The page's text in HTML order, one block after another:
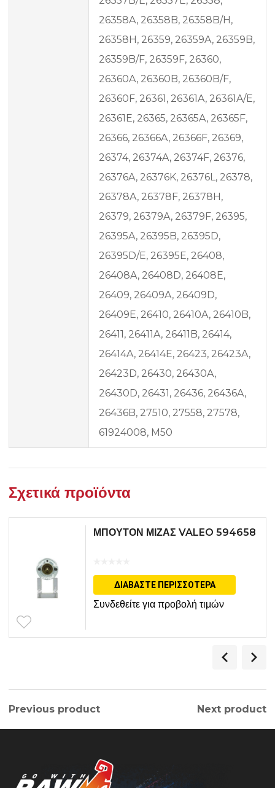
26358A, 26358B, 26358B/H,
26358H, 26359, 26359A, 26359B,
26359B/F, 26359F, 26360,
26360A, 26360B, 26360B/F,
26360F, 26361, 26361A, 26361A/E,
26361E, 26365, 26365A, 26365F,
26366, 26366A, 26366F, 26369,
26374, 26374A, 26374F, 26376,
26376A, 26376K, 26376L, 26378,
26378A, 26378F, 26378H,
26379, 26379A, 26379F, 26395,
26395A, 26395B, 26395D,
26395D/E, 26395E, 26408,
26408A, 26408D, 26408E,
26409, 26409A, 26409D,
26409E, 26410, 26410A, 26410B,
26411, 26411A, 26411B, 26414,
26414A, 26414E, 26423, 26423A,
26423D, 26430, 26430A,
26430D, 26431, 26436, 26436A,
26436B, 27510, 27558, 27578,
61924008, M50
Σχετικά προϊόντα
ΜΠΟΥΤΟΝ ΜΙΖΑΣ VALEO 594658
ΔΙΑΒΆΣΤΕ ΠΕΡΙΣΣΌΤΕΡΑ
Συνδεθείτε για προβολή τιμών
Previous product Next product